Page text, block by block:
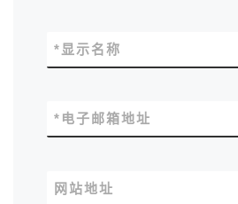
显示名称
*
电子邮箱地址
*
网站地址